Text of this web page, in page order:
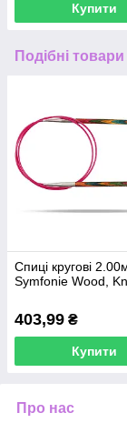
Купити
Подібні товари
Спиці кругові
Symfonie Wood,
403,99 ₴
Купити
Про нас